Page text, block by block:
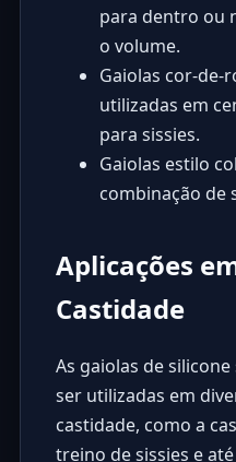
para dentro ou
o volume.
Gaiolas cor-de-
utilizadas em
para sissies.
Gaiolas estilo
combinação de
Aplicações
Castidade
As gaiolas de
ser utilizadas em
castidade, como a
treino de sissies e